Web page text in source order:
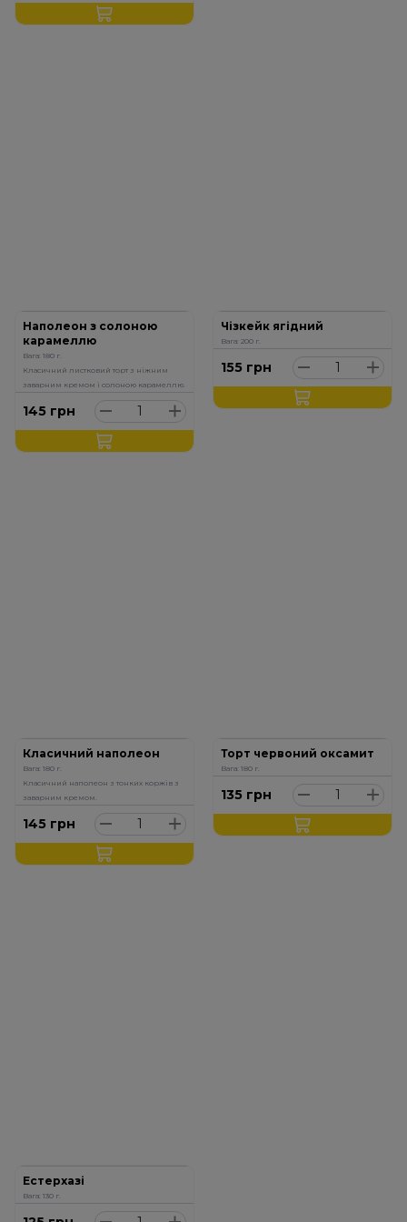
Наполеон з солоною
карамеллю
Вага: 180 г.
Класичний листковий торт з ніжним
заварним кремом і солоною карамеллю.
145 грн
Чізкейк ягідний
Вага: 200 г.
155 грн
Класичний наполеон
Вага: 180 г.
Класичний наполеон з тонких коржів з
заварним кремом.
145 грн
Торт червоний оксамит
Вага: 180 г.
135 грн
Естерхазі
Вага: 130 г.